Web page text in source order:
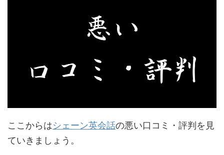
ここからはシェーン英会話の悪い口コミ・評判を見
ていきましょう。